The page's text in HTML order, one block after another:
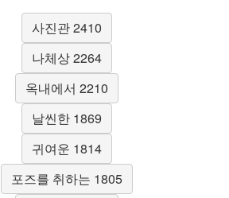
사진관 2410
나체상 2264
옥내에서 2210
날씬한 1869
귀여운 1814
포즈를 취하는 1805